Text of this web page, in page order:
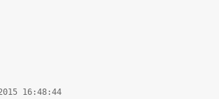
16:48:44